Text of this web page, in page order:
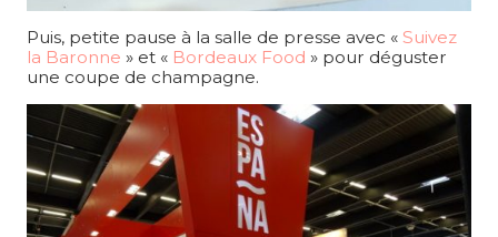
Puis, petite pause à la salle de presse avec « Suivez
la Baronne » et « Bordeaux Food » pour déguster
une coupe de champagne.